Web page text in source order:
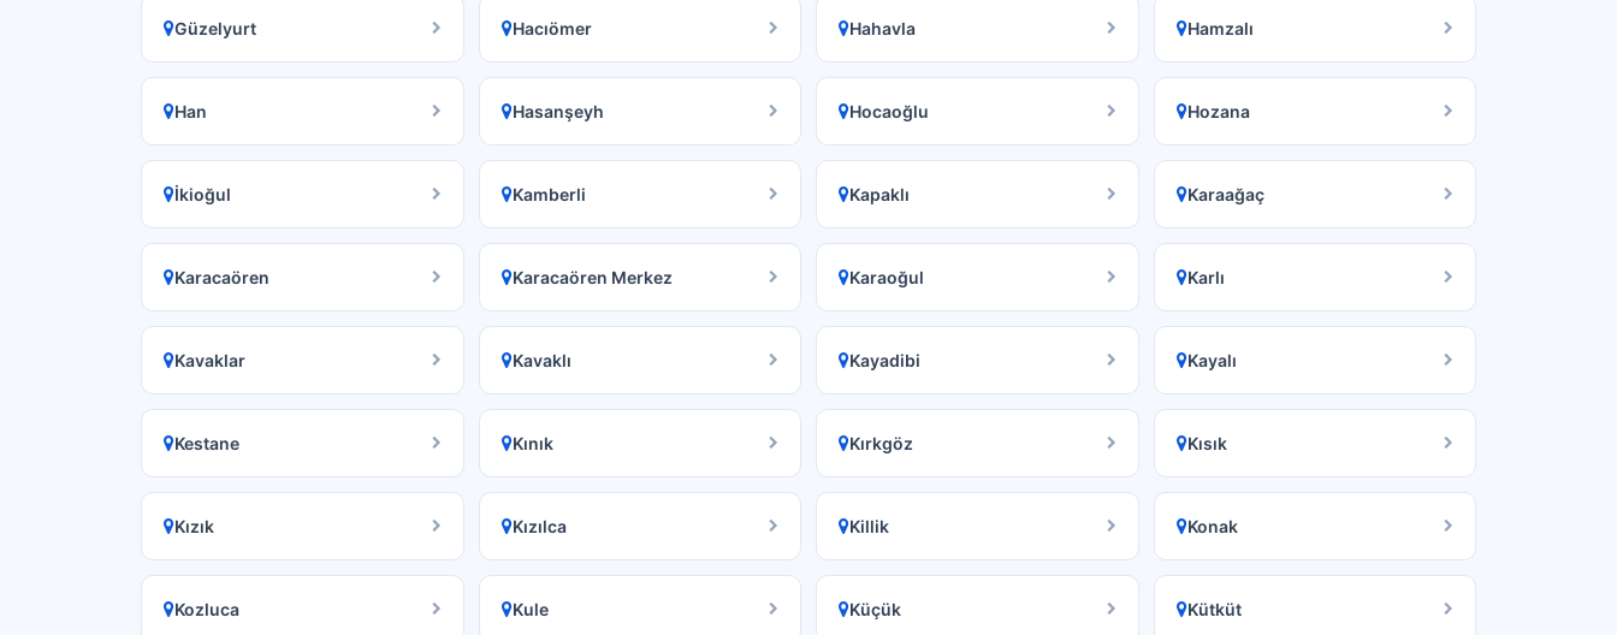
Güzelyurt Hacıömer Hahavla Hamzalı
Han Hasanşeyh Hocaoğlu Hozana
İkioğul Kamberli Kapaklı Karaağaç
Karacaören Karacaören Merkez Karaoğul Karlı
Kavaklar Kavaklı Kayadibi Kayalı
Kestane Kınık Kırkgöz Kısık
Kızık Kızılca Killik Konak
Kozluca Kule Küçük Kütküt